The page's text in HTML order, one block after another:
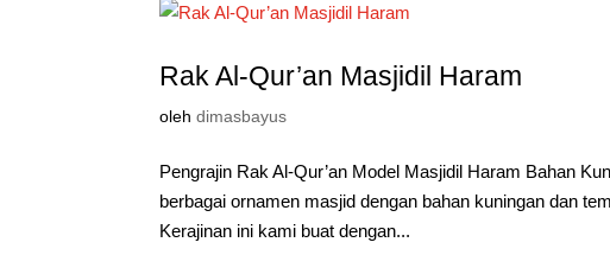
Rak Al-Qur’an Masjidil Haram
olehdimasbayus
Pengrajin Rak Al-Qur’an Model Masjidil Haram Bahan
berbagai ornamen masjid dengan bahan kuningan dan
Kerajinan ini kami buat dengan...